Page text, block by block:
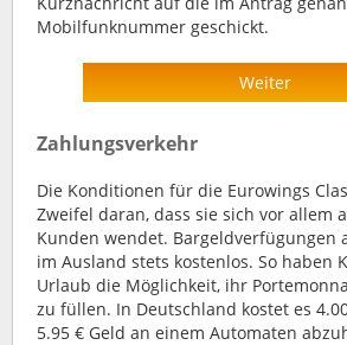
Mobilfunknummer geschickt.
Weiter
Zahlungsverkehr
Die Konditionen für die Eurowings
Zweifel daran, dass sie sich vor allem
Kunden wendet. Bargeldverfügungen
im Ausland stets kostenlos. So haben
Urlaub die Möglichkeit, ihr
zu füllen. In Deutschland kostet es
5.95 € Geld an einem Automaten